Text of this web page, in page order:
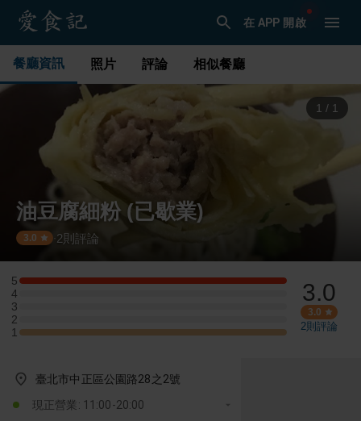
在 APP 開啟
餐廳資訊 照片 評論 相似餐廳
1 / 1
油豆腐細粉 (已歇業)
3.0 2 則評論
5
5 星：1 則評論
4
4 星：0 則評論
3
3 星：0 則評論
2
2 星：0 則評論
1
1 星：1 則評論
3.0
3.0
2則評論
臺北市中正區公園路28之2號
現正營業: 11:00-20:00